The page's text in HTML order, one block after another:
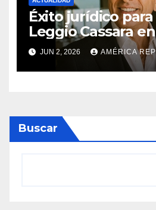
Éxito jurídico para
Leggio Cassara
JUN 2, 2026 AMÉRICA
Buscar